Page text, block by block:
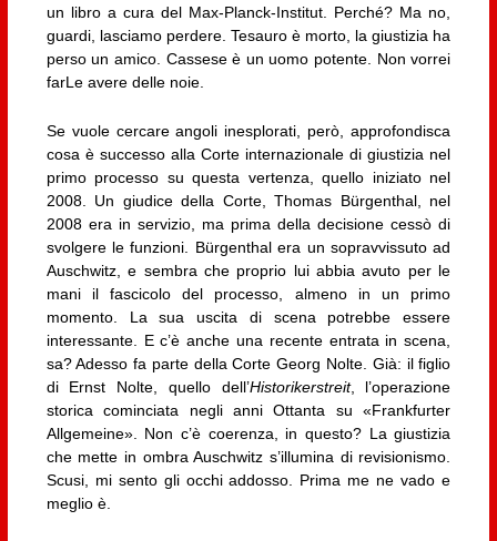
un libro a cura del Max-Planck-Institut. Perché? Ma no,
guardi, lasciamo perdere. Tesauro è morto, la giustizia ha
perso un amico. Cassese è un uomo potente. Non vorrei
farLe avere delle noie.
Se vuole cercare angoli inesplorati, però, approfondisca
cosa è successo alla Corte internazionale di giustizia nel
primo processo su questa vertenza, quello iniziato nel
2008. Un giudice della Corte, Thomas Bürgenthal, nel
2008 era in servizio, ma prima della decisione cessò di
svolgere le funzioni. Bürgenthal era un sopravvissuto ad
Auschwitz, e sembra che proprio lui abbia avuto per le
mani il fascicolo del processo, almeno in un primo
momento. La sua uscita di scena potrebbe essere
interessante. E c’è anche una recente entrata in scena,
sa? Adesso fa parte della Corte Georg Nolte. Già: il figlio
di Ernst Nolte, quello dell’Historikerstreit, l’operazione
storica cominciata negli anni Ottanta su «Frankfurter
Allgemeine». Non c’è coerenza, in questo? La giustizia
che mette in ombra Auschwitz s’illumina di revisionismo.
Scusi, mi sento gli occhi addosso. Prima me ne vado e
meglio è.